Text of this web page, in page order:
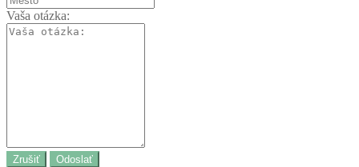
Vaša otázka:
Zrušiť Odoslať